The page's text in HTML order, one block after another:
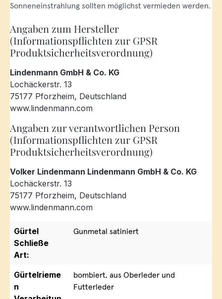
Sonneneinstrahlung sollten möglichst vermieden werden.
Angaben zum Hersteller
(Informationspflichten zur GPSR
Produktsicherheitsverordnung)
Lindenmann GmbH & Co. KG
Lochäckerstr. 13
75177 Pforzheim, Deutschland
www.lindenmann.com
Angaben zur verantwortlichen Person
(Informationspflichten zur GPSR
Produktsicherheitsverordnung)
Volker Lindenmann Lindenmann GmbH & Co. KG
Lochäckerstr. 13
75177 Pforzheim, Deutschland
www.lindenmann.com
Gürtel
Schließe
Art:
Gunmetal satiniert
Gürtelrieme
n
bombiert, aus Oberleder und
Futterleder